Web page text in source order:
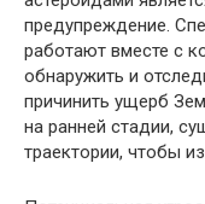
предупреждение.
работают вместе с
обнаружить и
причинить ущерб
на ранней стадии,
траектории, чтобы